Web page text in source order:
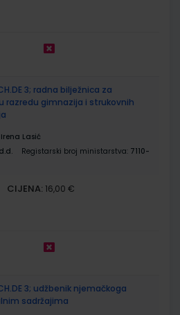
3; radna bilježnica za
razredu gimnazija i strukovnih
Lasić
Registarski broj ministarstva: 7110-
CIJENA: 16,00 €
3; udžbenik njemačkoga
sadržajima